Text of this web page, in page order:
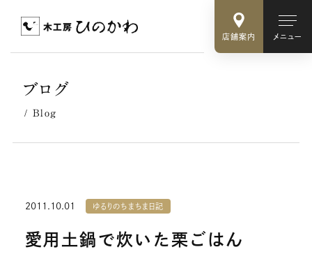
店舗案内 メニュー
ブログ
Blog
2011.10.01 ゆるりのちまちま日記